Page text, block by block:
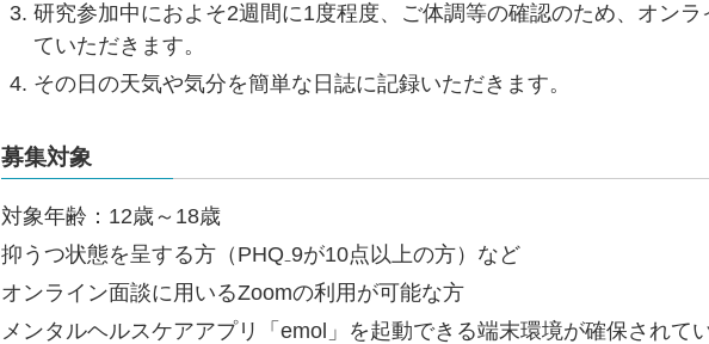
研究参加中におよそ2週間に1度程度、ご体調等の確認のため、オンラ
ていただきます。
その日の天気や気分を簡単な日誌に記録いただきます。
募集対象
対象年齢：12歳～18歳
抑うつ状態を呈する方（PHQ₋9が10点以上の方）など
オンライン面談に用いるZoomの利用が可能な方
メンタルヘルスケアアプリ「emol」を起動できる端末環境が確保されて